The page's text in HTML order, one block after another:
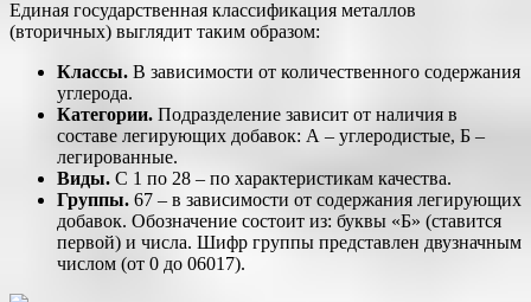
Единая государственная классификация металлов
(вторичных) выглядит таким образом:
Классы. В зависимости от количественного содержания
углерода.
Категории. Подразделение зависит от наличия в
составе легирующих добавок: А – углеродистые, Б –
легированные.
Виды. С 1 по 28 – по характеристикам качества.
Группы. 67 – в зависимости от содержания легирующих
добавок. Обозначение состоит из: буквы «Б» (ставится
первой) и числа. Шифр группы представлен двузначным
числом (от 0 до 06017).